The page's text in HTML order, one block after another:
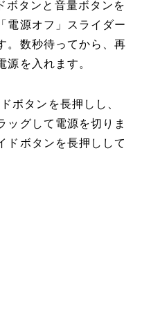
ボタンと音量ボタンを
電源オフ」スライダー
。数秒待ってから、再
源を入れます。
ボタンを長押しし、
ッグして電源を切りま
ドボタンを長押しして